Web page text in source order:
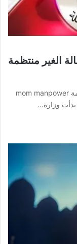
الغير منتظمة
رابط استعلام البحث عن منحة العمالة الغير منتظمة mom manpower